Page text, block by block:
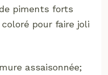
piments forts
pour faire joli
assaisonnée;